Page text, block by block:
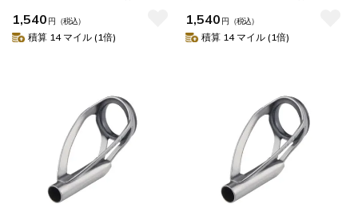
1,540 円 （税込）
積算 14 マイル (1倍)
1,540 円 （税込）
積算 14 マイル (1倍)